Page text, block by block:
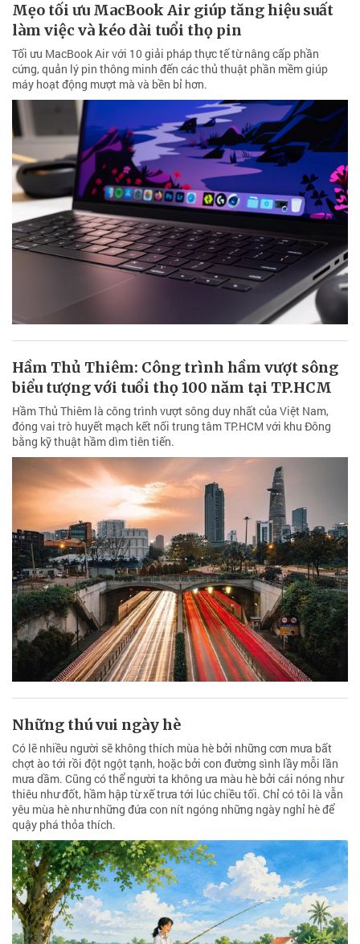
Mẹo tối ưu MacBook Air giúp tăng hiệu suất
làm việc và kéo dài tuổi thọ pin
Tối ưu MacBook Air với 10 giải pháp thực tế từ nâng cấp phần
cứng, quản lý pin thông minh đến các thủ thuật phần mềm giúp
máy hoạt động mượt mà và bền bỉ hơn.
Hầm Thủ Thiêm: Công trình hầm vượt sông
biểu tượng với tuổi thọ 100 năm tại TP.HCM
Hầm Thủ Thiêm là công trình vượt sông duy nhất của Việt Nam,
đóng vai trò huyết mạch kết nối trung tâm TP.HCM với khu Đông
bằng kỹ thuật hầm dìm tiên tiến.
Những thú vui ngày hè
Có lẽ nhiều người sẽ không thích mùa hè bởi những cơn mưa bất
chợt ào tới rồi đột ngột tạnh, hoặc bởi con đường sình lầy mỗi lần
mưa dầm. Cũng có thể người ta không ưa màu hè bởi cái nóng như
thiêu như đốt, hầm hập từ xế trưa tới lúc chiều tối. Chỉ có tôi là vẫn
yêu mùa hè như những đứa con nít ngóng những ngày nghỉ hè để
quậy phá thỏa thích.